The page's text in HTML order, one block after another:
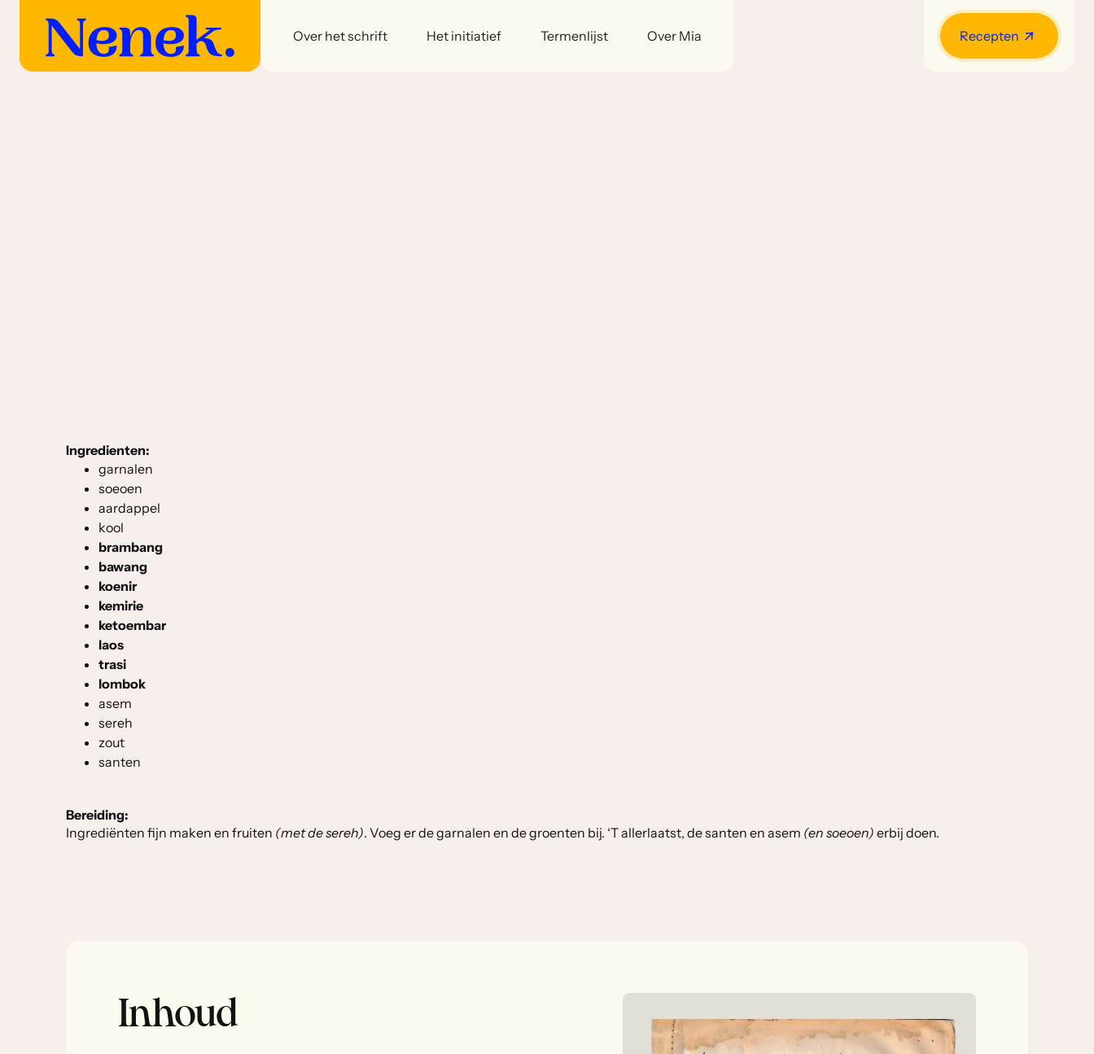
Over het schrift Het initiatief Termenlijst Over Mia Recepten
Ingredienten:
garnalen
soeoen
aardappel
kool
brambang
bawang
koenir
kemirie
ketoembar
laos
trasi
lombok
asem
sereh
zout
santen
Bereiding:
Ingrediënten fijn maken en fruiten (met de sereh). Voeg er de garnalen en de groenten bij. ‘T allerlaatst, de santen en asem (en soeoen) erbij doen.
Inhoud